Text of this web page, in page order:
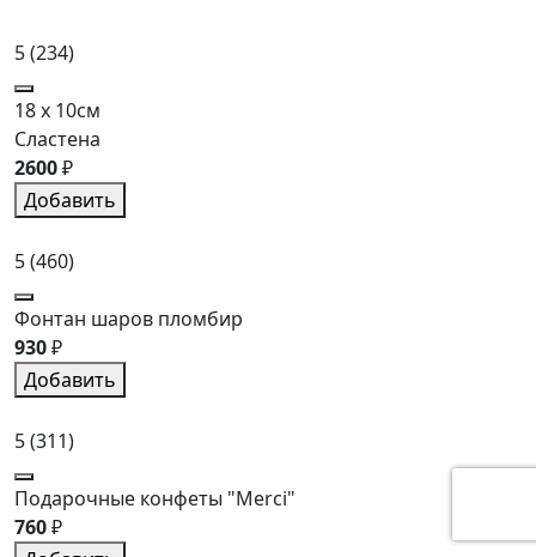
5(234)
18 x 10см
Сластена
2600₽
Добавить
5(460)
Фонтан шаров пломбир
930₽
Добавить
5(311)
Подарочные конфеты "Merci"
760₽